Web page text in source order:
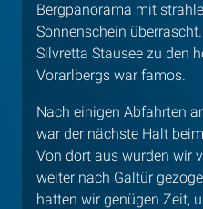
Bergpanorama mit
Sonnenschein
Silvretta Stausee zu den
Vorarlbergs war famos.
Nach einigen Abfahrten
war der nächste Halt
Von dort aus wurden wir
weiter nach Galtür
hatten wir genügen Zeit,